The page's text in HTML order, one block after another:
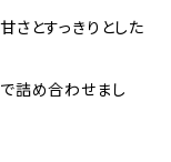
さとすっきりとした
詰め合わせまし